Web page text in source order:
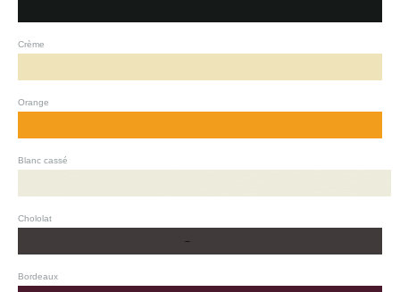
Crème
Orange
Blanc cassé
Chololat
Bordeaux